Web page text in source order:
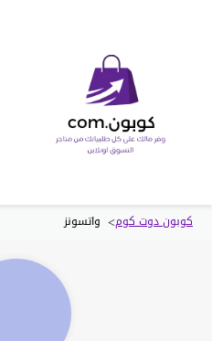
كوبون دوت كوم> واتسونز